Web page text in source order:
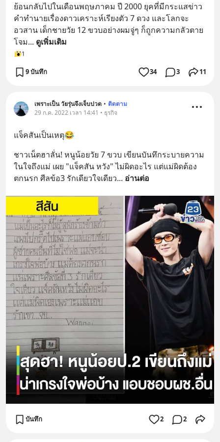
ย้อนกลับไปในเดือนพฤษภาคม ปี 2000 ยุคที่มีกระแสข่าว
คำทำนายเรื่องดาวเคราะห์เรียงตัว 7 ดวง และโลกจะ
อวสาน เด็กชายวัย 12 ขวบอย่างผมจู่ๆ ก็ถูกความกลัวตาย
โจม... ดูเพิ่มเติม
1
9 บันทึก 34 3 11
เพราะเป็น วัยรุ่นจึงเจ็บปวด • ติดตาม
29 ก.ค. 2022 เวลา 14:41 • ธุรกิจ
แจ็คสันเป็นเหตุ😂
ชาวเน็ตฮาลั่น! หนูน้อยวัย 7 ขวบ เขียนบันทึกระบายความ
ในใจถึงแม่ เผย "แจ็คสัน หวัง" ไม่ผิดอะไร แต่แม่ผิดต้อง
ตกนรก ศีลข้อ3 รักเดียวใจเดียว... อ่านต่อ
บันทึก 2 2